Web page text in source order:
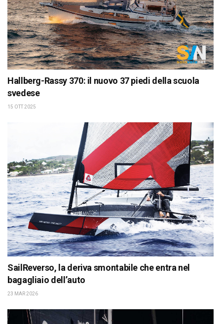
Hallberg-Rassy 370: il nuovo 37 piedi della scuola
svedese
15 OTT 2025
SailReverso, la deriva smontabile che entra nel
bagagliaio dell’auto
23 MAR 2026